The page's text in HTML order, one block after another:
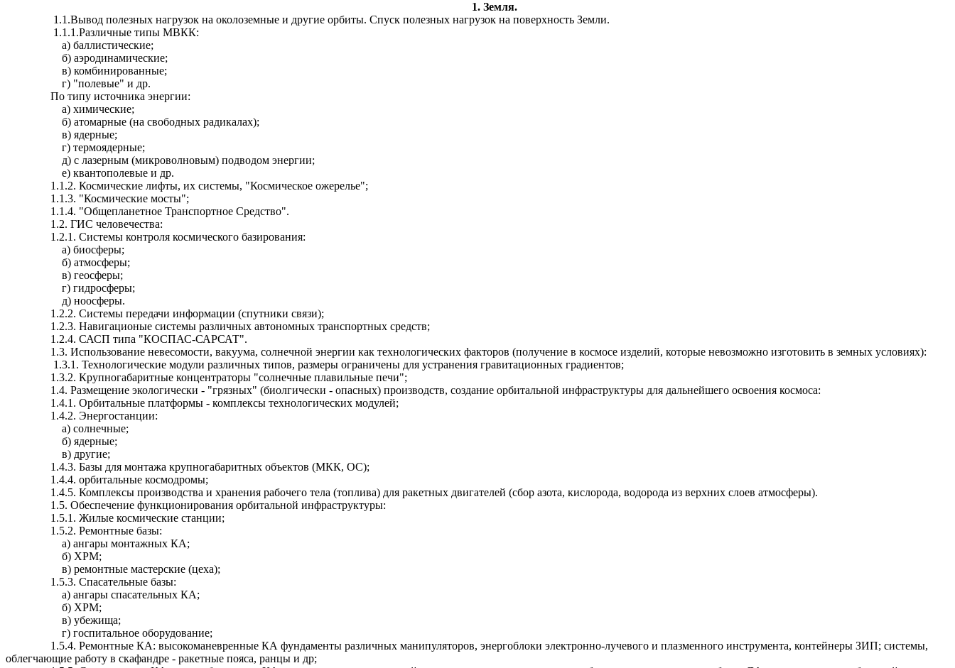
1. Земля.
1.1.Вывод полезных нагрузок на околоземные и другие орбиты. Спуск полезных нагрузок на поверхность Земли.
1.1.1.Различные типы МВКК:
а) баллистические;
б) аэродинамические;
в) комбинированные;
г) "полевые" и др.
По типу источника энергии:
а) химические;
б)атомарные (на свободных радикалах);
в) ядерные;
г) термоядерные;
д) с лазерным (микроволновым) подводом энергии;
е)квантополевые и др.
1.1.2. Космические лифты, их системы, "Космическое ожерелье";
1.1.3. "Космические мосты";
1.1.4. "Общепланетное Транспортное Средство".
1.2. ГИС человечества:
1.2.1. Системы контроля космического базирования:
а) биосферы;
б) атмосферы;
в) геосферы;
г) гидросферы;
д) ноосферы.
1.2.2. Системы передачи информации (спутники связи);
1.2.3.Навигационые системыразличных автономных транспортных средств;
1.2.4. САСП типа "КОСПАС-САРСАТ".
1.3. Использование невесомости, вакуума, солнечной энергии как технологических факторов (получение в космосе изделий, которые невозможно изготовить в земных условиях):
1.3.1. Технологические модули различных типов, размеры ограничены для устранения гравитационных градиентов;
1.3.2. Крупногабаритные концентраторы "солнечные плавильные печи";
1.4. Размещение экологически - "грязных" (биолгически - опасных) производств, создание орбитальной инфраструктуры для дальнейшего освоения космоса:
1.4.1. Орбитальные платформы - комплексы технологических модулей;
1.4.2.Энергостанции:
а) солнечные;
б) ядерные;
в) другие;
1.4.3. Базы для монтажа крупногабаритных объектов (МКК, ОC);
1.4.4. орбитальные космодромы;
1.4.5. Комплексы производства и хранения рабочего тела (топлива) для ракетных двигателей (сбор азота, кислорода, водорода из верхних слоев атмосферы).
1.5. Обеспечение функционирования орбитальной инфраструктуры:
1.5.1. Жилые космические станции;
1.5.2. Ремонтные базы:
а) ангарымонтажных КА;
б) ХРМ;
в) ремонтные мастерские (цеха);
1.5.3. Спасательные базы:
а) ангарыспасательных КА;
б) ХРМ;
в) убежища;
г) госпитальное оборудование;
1.5.4. Ремонтные КА: высокоманевренные КА фундаменты различных манипуляторов, энергоблоки электронно-лучевого и плазменного инструмента, контейнеры ЗИП; системы,
облегчающие работу в скафандре - ракетные пояса, ранцы и др;